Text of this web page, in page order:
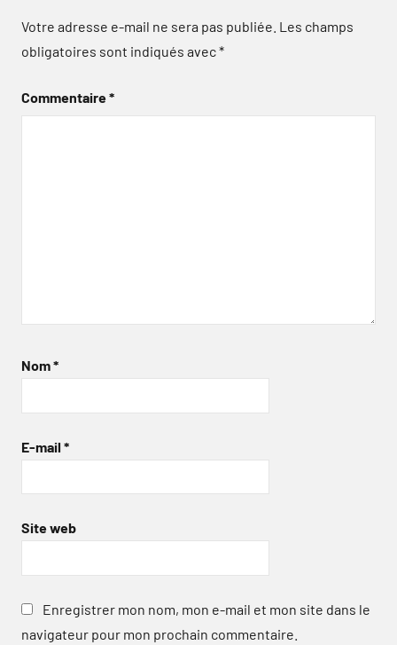
Votre adresse e-mail ne sera pas publiée. Les champs
obligatoires sont indiqués avec*
Commentaire*
Nom*
E-mail *
Site web
Enregistrer mon nom, mon e-mail et mon site dans le
navigateur pour mon prochain commentaire.